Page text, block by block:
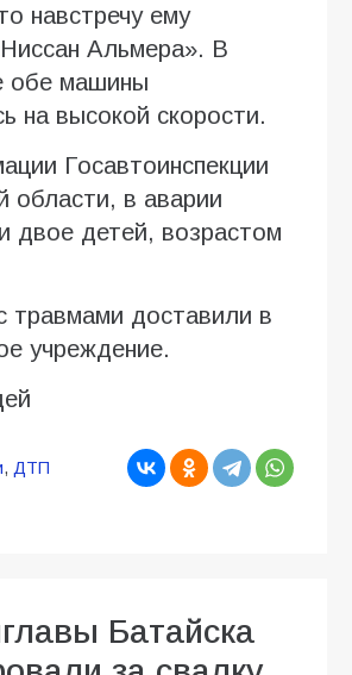
навстречу ему
Альмера». В
обе машины
на высокой скорости.
Госавтоинспекции
области, в аварии
двое детей, возрастом
доставили в
учреждение.
, ДТП
Батайска